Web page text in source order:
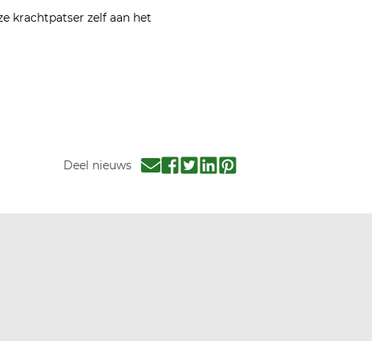
krachtpatser zelf aan het
Deel nieuws